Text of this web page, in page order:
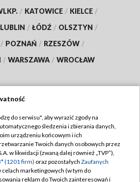
/ KATOWICE / KIELCE /
LUBLIN / ŁÓDŹ / OLSZTYN /
/ POZNAŃ / RZESZÓW /
/ WARSZAWA / WROCŁAW
TVP
TVP
Regulamin TVP
prywatności
Moje zgody
do serwisu", aby wyrazić zgody na
śledzenia i zbierania danych,
urządzeniu końcowym i ich
Twoich danych osobowych przez
w likwidacji (zwaną dalej również „TVP”),
(1201 firm) oraz pozostałych Zaufanych
celach marketingowych (w tym do
reklam do Twoich zainteresowań i